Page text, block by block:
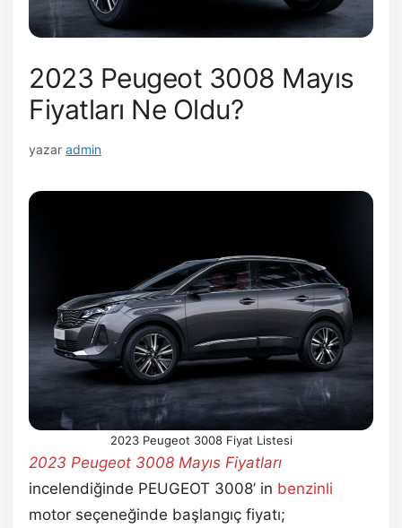
2023 Peugeot 3008 Mayıs
Fiyatları Ne Oldu?
yazar admin
2023 Peugeot 3008 Fiyat Listesi
2023 Peugeot 3008 Mayıs Fiyatları
incelendiğinde PEUGEOT 3008’ in benzinli
motor seçeneğinde başlangıç fiyatı;